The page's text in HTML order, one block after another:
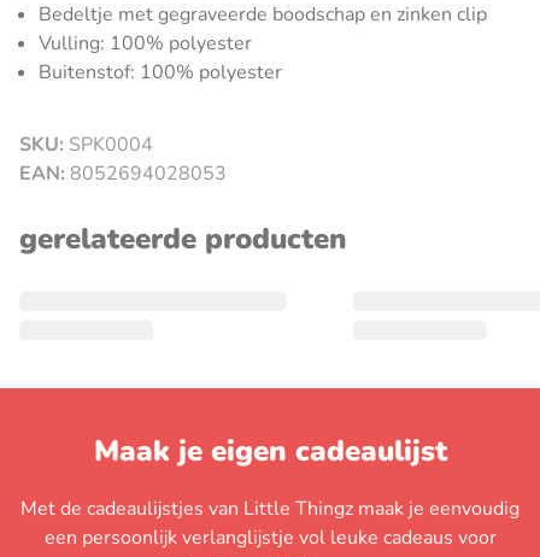
Bedeltje met gegraveerde boodschap en zinken clip
Vulling: 100% polyester
Buitenstof: 100% polyester
SKU: SPK0004
EAN: 8052694028053
gerelateerde producten
Maak je eigen cadeaulijst
Met de cadeaulijstjes van Little Thingz maak je eenvoudig
een persoonlijk verlanglijstje vol leuke cadeaus voor